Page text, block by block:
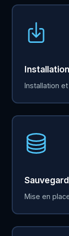
Installation
Mise en